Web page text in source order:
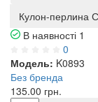
Кулон-перлина
В наявності 1
0
Модель: K0893
Без бренда
135.00 грн.